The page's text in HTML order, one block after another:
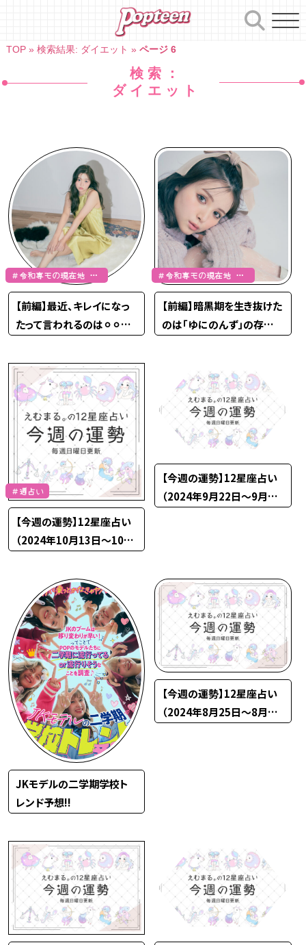
TOP» 検索結果: ダイエット » ページ 6
検索：
ダイエット
＃令和専モの現在地 ＃
山本杏
【前編】最近、キレイになっ
たって言われるのは⚪︎⚪︎だ
＃令和専モの現在地 ＃
小泉のん
【前編】暗黒期を生き抜けた
のは「ゆにのんず」の存在
＃週占い
【今週の運勢】12星座占い
（2024年10月13日〜10月
【今週の運勢】12星座占い
（2024年9月22日〜9月28
JKモデルの二学期学校ト
レンド予想!!
【今週の運勢】12星座占い
（2024年8月25日〜8月31